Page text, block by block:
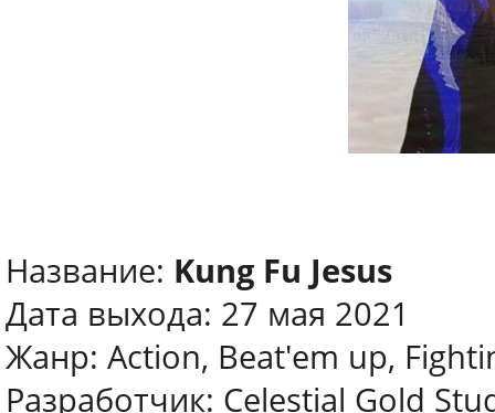
Название: Kung Fu Jesus
Дата выхода: 27 мая 2021
Жанр: Action, Beat'em up,
Разработчик: Celestial Gold